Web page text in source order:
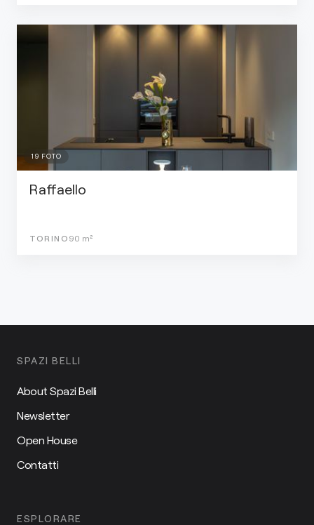
19 FOTO
Raffaello
TORINO 90 m²
SPAZI BELLI
About Spazi Belli
Newsletter
Open House
Contatti
ESPLORARE